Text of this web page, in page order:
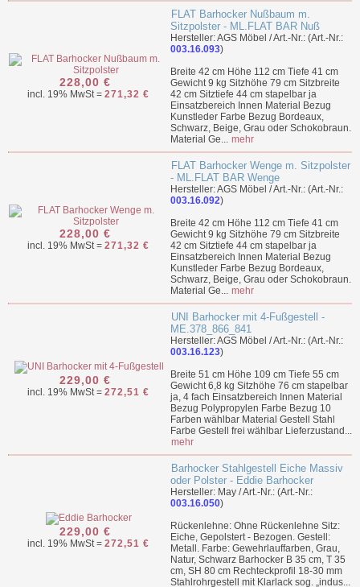
228,00 €
incl. 19% MwSt = 271,32 €
FLAT Barhocker Nußbaum m.
Sitzpolster - ML.FLAT BAR Nuß
Hersteller: AGS Möbel / Art.-Nr.: (Art.-Nr.:
003.16.093)
Breite 42 cm Höhe 112 cm Tiefe 41 cm
Gewicht 9 kg Sitzhöhe 79 cm Sitzbreite
42 cm Sitztiefe 44 cm stapelbar ja
Einsatzbereich Innen Material Bezug
Kunstleder Farbe Bezug Bordeaux,
Schwarz, Beige, Grau oder Schokobraun.
Material Ge... mehr
228,00 €
incl. 19% MwSt = 271,32 €
FLAT Barhocker Wenge m. Sitzpolster
- ML.FLAT BAR Wenge
Hersteller: AGS Möbel / Art.-Nr.: (Art.-Nr.:
003.16.092)
Breite 42 cm Höhe 112 cm Tiefe 41 cm
Gewicht 9 kg Sitzhöhe 79 cm Sitzbreite
42 cm Sitztiefe 44 cm stapelbar ja
Einsatzbereich Innen Material Bezug
Kunstleder Farbe Bezug Bordeaux,
Schwarz, Beige, Grau oder Schokobraun.
Material Ge... mehr
229,00 €
incl. 19% MwSt = 272,51 €
UNI Barhocker mit 4-Fußgestell -
ME.378_866_841
Hersteller: AGS Möbel / Art.-Nr.: (Art.-Nr.:
003.16.123)
Breite 51 cm Höhe 109 cm Tiefe 55 cm
Gewicht 6,8 kg Sitzhöhe 76 cm stapelbar
ja, 4 fach Einsatzbereich Innen Material
Bezug Polypropylen Farbe Bezug 10
Farben wählbar Material Gestell Stahl
Farbe Gestell frei wählbar Lieferzustand...
mehr
229,00 €
incl. 19% MwSt = 272,51 €
Barhocker Stahlgestell Eiche Massiv
oder Polster - Eddie Barhocker
Hersteller: May / Art.-Nr.: (Art.-Nr.:
003.16.050)
Rückenlehne: Ohne Rückenlehne Sitz:
Eiche, Gepolstert - Bezogen. Gestell:
Metall. Farbe: Gewehrlauffarben, Grau,
Natur, Schwarz Barhocker B 35 cm, T 35
cm, SH 80 cm Rechteckprofil 18-30 mm
Stahlrohrgestell mit Klarlack sog. „indus...